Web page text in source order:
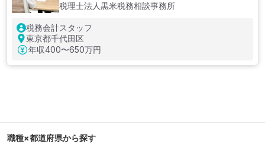
税理士法人黒米税務相談事務所
税務会計スタッフ
東京都千代田区
年収400〜650万円
職種×都道府県から探す